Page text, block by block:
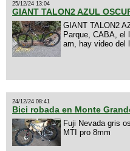
25/12/24 13:04
GIANT TALON2 AZUL
GIANT TALON2
Parque, CABA, el
am, hay video del
24/12/24 08:41
Bici robada en Monte
Fuji Nevada gris
MTI pro 8mm